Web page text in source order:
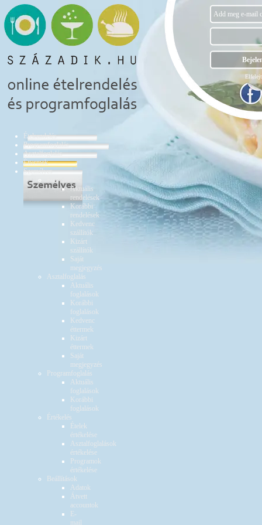
Ételrendelés
Programfoglalás
Asztalfoglalás
Éttermek
Személyes
Ételrendelés
Aktuális
rendelések
Korábbi
rendelések
Kedvenc
szállítók
Kizárt
szállítók
Saját
megjegyzés
Asztalfoglalás
Aktuális
foglalások
Korábbi
foglalások
Kedvenc
éttermek
Kizárt
éttermek
Saját
megjegyzés
Programfoglalás
Aktuális
foglalások
Korábbi
foglalások
Értékelés
Ételek
értékelése
Asztalfoglalások
értékelése
Programok
értékelése
Beállítások
Adatok
Átvett
accountok
E-
mail